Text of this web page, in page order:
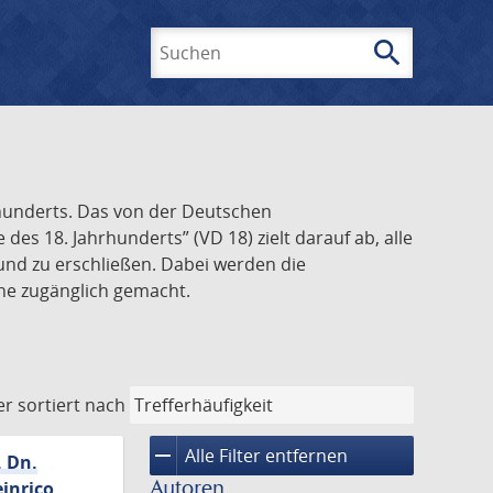
search
Das von der Deutschen
18. Jahrhunderts” (VD 18) zielt darauf ab, alle
zu erschließen. Dabei werden die
zugänglich gemacht.
sortiert nach
remove Alle Filter entfernen
Dn.